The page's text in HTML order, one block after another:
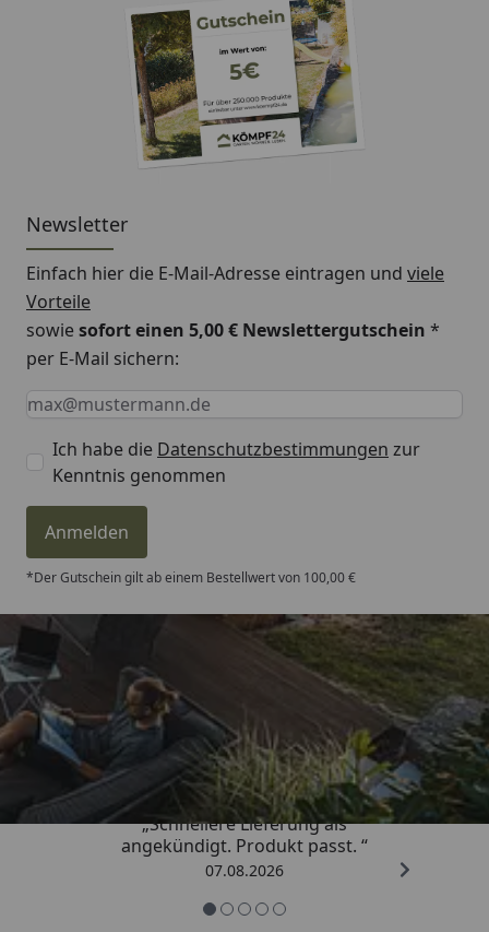
Newsletter
Einfach hier die E-Mail-Adresse eintragen und viele
Vorteile
sowiesofort einen 5,00 € Newslettergutschein *
per E-Mail sichern:
Keine Eingabe erforderlich
Eingabe erforderlich
E-Mail *
Ich habe die Datenschutzbestimmungen zur
Kenntnis genommen
Anmelden
*Der Gutschein gilt ab einem Bestellwert von 100,00 €
Trusted Shops
4,81/ 5
„Schnellere Lieferung als
angekündigt. Produkt passt. “
07.08.2026